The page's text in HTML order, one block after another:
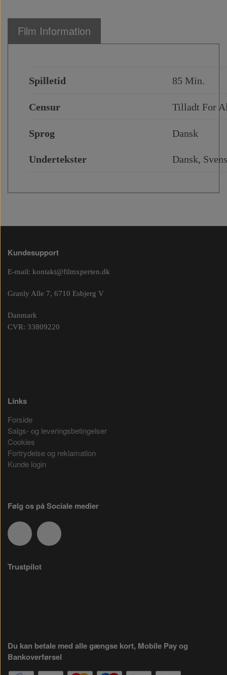
Film Information
Spilletid 85 Min.
Censur Tilladt For
Sprog
Undertekster
Dansk
Dansk,
Kundesupport
E-mail: kontakt@filmxperten.dk
Granly Alle 7, 6710 Esbjerg V
Danmark
CVR: 33809220
Links
Forside
Salgs- og leveringsbetingelser
Cookies
Fortrydelse og reklamation
Kunde login
Følg os på Sociale medier
Trustpilot
Du kan betale med alle gængse kort, Mobile Pay og
Bankoverførsel